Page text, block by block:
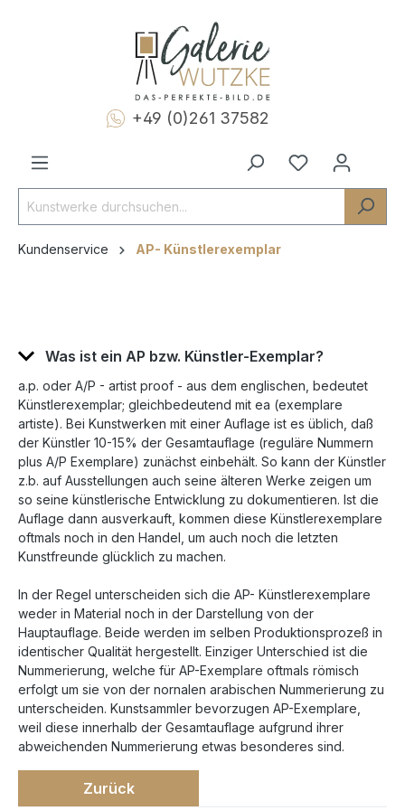
+49 (0)261 37582
Kundenservice AP- Künstlerexemplar
Was ist ein AP bzw. Künstler-Exemplar?
a.p. oder A/P - artist proof - aus dem englischen, bedeutet
Künstlerexemplar; gleichbedeutend mit ea (exemplare
artiste). Bei Kunstwerken mit einer Auflage ist es üblich, daß
der Künstler 10-15% der Gesamtauflage (reguläre Nummern
plus A/P Exemplare) zunächst einbehält. So kann der Künstler
z.b. auf Ausstellungen auch seine älteren Werke zeigen um
so seine künstlerische Entwicklung zu dokumentieren. Ist die
Auflage dann ausverkauft, kommen diese Künstlerexemplare
oftmals noch in den Handel, um auch noch die letzten
Kunstfreunde glücklich zu machen.
In der Regel unterscheiden sich die AP- Künstlerexemplare
weder in Material noch in der Darstellung von der
Hauptauflage. Beide werden im selben Produktionsprozeß in
identischer Qualität hergestellt. Einziger Unterschied ist die
Nummerierung, welche für AP-Exemplare oftmals römisch
erfolgt um sie von der nornalen arabischen Nummerierung zu
unterscheiden. Kunstsammler bevorzugen AP-Exemplare,
weil diese innerhalb der Gesamtauflage aufgrund ihrer
abweichenden Nummerierung etwas besonderes sind.
Zurück